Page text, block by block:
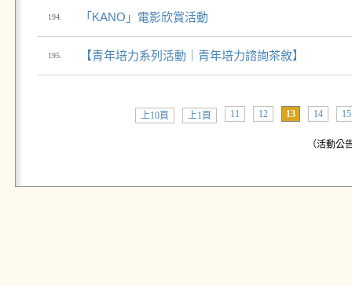
194. 「KANO」電影欣賞活動
195. 【青年培力系列活動｜青年培力諮詢茶敘】
上10頁 上1頁 11 12 13 14 15
（活動公